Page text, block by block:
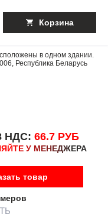
Корзина
в одном здании.
, Республика Беларусь
НДС:66.7 РУБ
У МЕНЕДЖЕРА
товар